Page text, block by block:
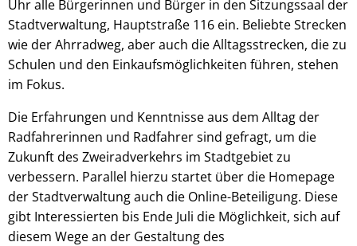
Uhr alle Bürgerinnen und Bürger in den Sitzungssaal der
Stadtverwaltung, Hauptstraße 116 ein. Beliebte Strecken
wie der Ahrradweg, aber auch die Alltagsstrecken, die zu
Schulen und den Einkaufsmöglichkeiten führen, stehen
im Fokus.
Die Erfahrungen und Kenntnisse aus dem Alltag der
Radfahrerinnen und Radfahrer sind gefragt, um die
Zukunft des Zweiradverkehrs im Stadtgebiet zu
verbessern. Parallel hierzu startet über die Homepage
der Stadtverwaltung auch die Online-Beteiligung. Diese
gibt Interessierten bis Ende Juli die Möglichkeit, sich auf
diesem Wege an der Gestaltung des